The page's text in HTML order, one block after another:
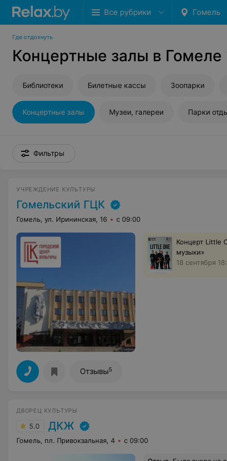
Все рубрики Гомель
Где отдохнуть
Концертные залы в Гомеле
Библиотеки Билетные кассы Зоопарки
Концертные залы Музеи, галереи Парки
Фильтры
УЧРЕЖДЕНИЕ КУЛЬТУРЫ
Гомельский ГЦК
Гомель, ул. Ирининская, 16 с 09:00
Концерт Little
музыки»‎
18 сентября
Отзывы5
ДВОРЕЦ КУЛЬТУРЫ
5.0 ДКЖ
Гомель, пл. Привокзальная, 4 с 09:00